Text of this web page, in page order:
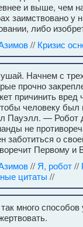
и выше, чем
заимствовано у
либо
// Кризис
Начнем с
прочно
причинить
человеку
Пауэлл. — Робот
не
заботиться о
Первому и
// Я, робот//
цитаты //
много